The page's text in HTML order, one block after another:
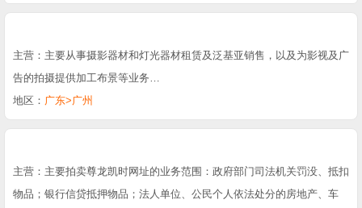
主营：主要从事摄影器材和灯光器材租赁及泛基亚销售，以及为影视及广
告的拍摄提供加工布景等业务…
地区： 广东>广州
主营：主要拍卖尊龙凯时网址的业务范围：政府部门司法机关罚没、抵扣
物品；银行信贷抵押物品；法人单位、公民个人依法处分的房地产、车